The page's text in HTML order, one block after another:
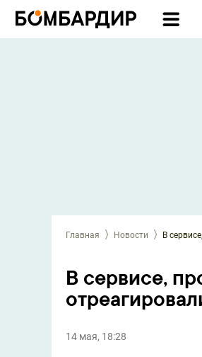
Главная Новости В
В сервисе,
14 мая, 18:28